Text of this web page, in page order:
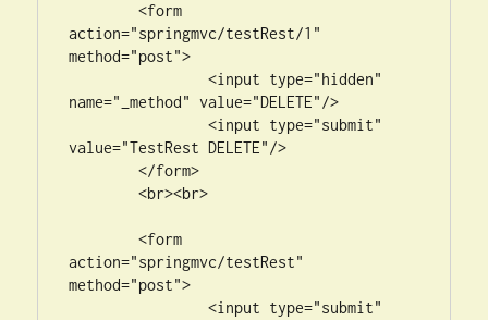
	<form
action="springmvc/testRest/1"
method="post">
		<input type="hidden"
name="_method" value="DELETE"/>
		<input type="submit"
value="TestRest DELETE"/>
	</form>
	<br><br>
	<form
action="springmvc/testRest"
method="post">
		<input type="submit"